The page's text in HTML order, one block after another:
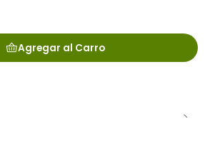
Agregar al Carro